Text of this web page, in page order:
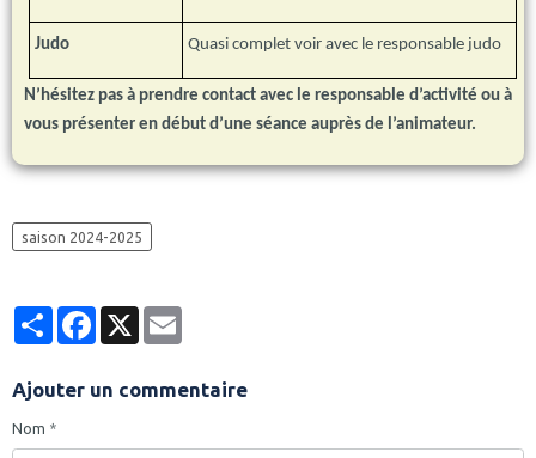
Judo Quasi complet voir avec le responsable judo
N’hésitez pas à prendre contact avec le responsable d’activité ou à
vous présenter en début d’une séance auprès de l’animateur.
saison 2024-2025
PartagerFacebook
X
Ajouter un commentaire
Nom